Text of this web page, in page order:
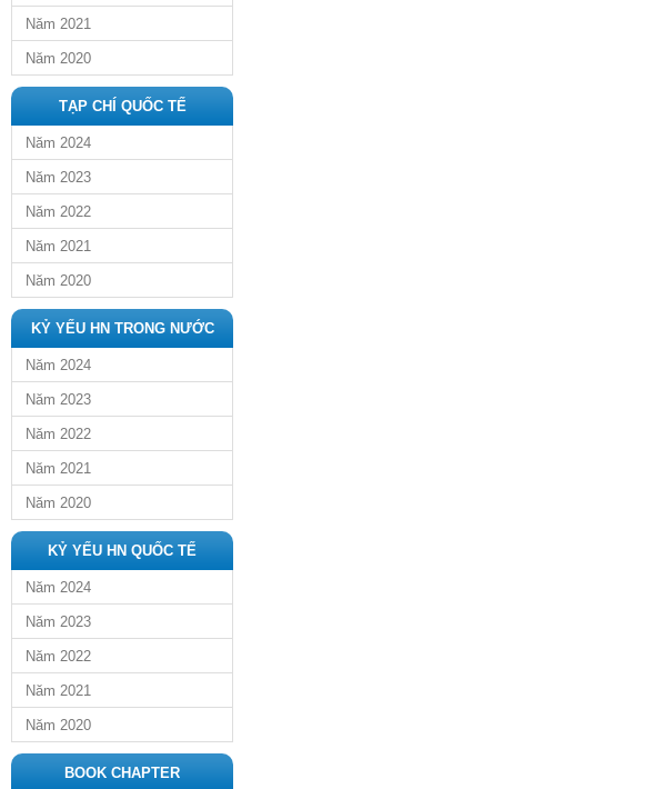
Năm 2021
Năm 2020
TẠP CHÍ QUỐC TẾ
Năm 2024
Năm 2023
Năm 2022
Năm 2021
Năm 2020
KỶ YẾU HN TRONG NƯỚC
Năm 2024
Năm 2023
Năm 2022
Năm 2021
Năm 2020
KỶ YẾU HN QUỐC TẾ
Năm 2024
Năm 2023
Năm 2022
Năm 2021
Năm 2020
BOOK CHAPTER